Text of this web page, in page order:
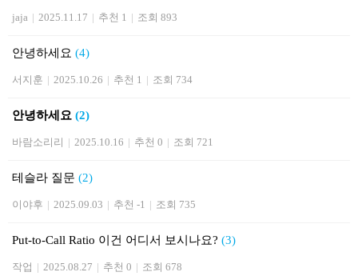
jaja | 2025.11.17 | 추천 1 | 조회 893
안녕하세요 (4)
서지훈 | 2025.10.26 | 추천 1 | 조회 734
안녕하세요 (2)
바람소리리 | 2025.10.16 | 추천 0 | 조회 721
테슬라 질문 (2)
이야후 | 2025.09.03 | 추천 -1 | 조회 735
Put-to-Call Ratio 이건 어디서 보시나요? (3)
작업 | 2025.08.27 | 추천 0 | 조회 678